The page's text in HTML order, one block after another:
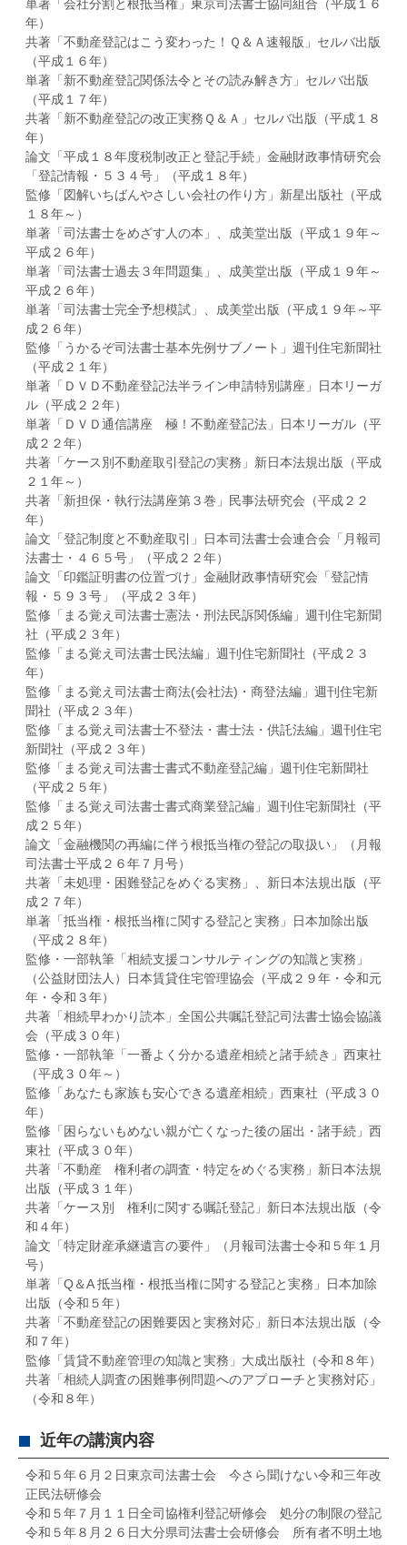
単著「会社分割と根抵当権」東京司法書士協同組合（平成１６
年）
共著「不動産登記はこう変わった！Ｑ＆Ａ速報版」セルバ出版
（平成１６年）
単著「新不動産登記関係法令とその読み解き方」セルバ出版
（平成１７年）
共著「新不動産登記の改正実務Ｑ＆Ａ」セルバ出版（平成１８
年）
論文「平成１８年度税制改正と登記手続」金融財政事情研究会
「登記情報・５３４号」（平成１８年）
監修「図解いちばんやさしい会社の作り方」新星出版社（平成
１８年～）
単著「司法書士をめざす人の本」、成美堂出版（平成１９年～
平成２６年）
単著「司法書士過去３年問題集」、成美堂出版（平成１９年～
平成２６年）
単著「司法書士完全予想模試」、成美堂出版（平成１９年～平
成２６年）
監修「うかるぞ司法書士基本先例サブノート」週刊住宅新聞社
（平成２１年）
単著「ＤＶＤ不動産登記法半ライン申請特別講座」日本リーガ
ル（平成２２年）
単著「ＤＶＤ通信講座 極！不動産登記法」日本リーガル（平
成２２年）
共著「ケース別不動産取引登記の実務」新日本法規出版（平成
２１年～）
共著「新担保・執行法講座第３巻」民事法研究会（平成２２
年）
論文「登記制度と不動産取引」日本司法書士会連合会「月報司
法書士・４６５号」（平成２２年）
論文「印鑑証明書の位置づけ」金融財政事情研究会「登記情
報・５９３号」（平成２３年）
監修「まる覚え司法書士憲法・刑法民訴関係編」週刊住宅新聞
社（平成２３年）
監修「まる覚え司法書士民法編」週刊住宅新聞社（平成２３
年）
監修「まる覚え司法書士商法(会社法)・商登法編」週刊住宅新
聞社（平成２３年）
監修「まる覚え司法書士不登法・書士法・供託法編」週刊住宅
新聞社（平成２３年）
監修「まる覚え司法書士書式不動産登記編」週刊住宅新聞社
（平成２５年）
監修「まる覚え司法書士書式商業登記編」週刊住宅新聞社（平
成２５年）
論文「金融機関の再編に伴う根抵当権の登記の取扱い」（月報
司法書士平成２６年７月号）
共著「未処理・困難登記をめぐる実務」、新日本法規出版（平
成２７年）
単著「抵当権・根抵当権に関する登記と実務」日本加除出版
（平成２８年）
監修・一部執筆「相続支援コンサルティングの知識と実務」
（公益財団法人）日本賃貸住宅管理協会（平成２９年・令和元
年・令和３年）
共著「相続早わかり読本」全国公共嘱託登記司法書士協会協議
会（平成３０年）
監修・一部執筆「一番よく分かる遺産相続と諸手続き」西東社
（平成３０年～）
監修「あなたも家族も安心できる遺産相続」西東社（平成３０
年）
監修「困らないもめない親が亡くなった後の届出・諸手続」西
東社（平成３０年）
共著「不動産 権利者の調査・特定をめぐる実務」新日本法規
出版（平成３１年）
共著「ケース別 権利に関する嘱託登記」新日本法規出版（令
和４年）
論文「特定財産承継遺言の要件」（月報司法書士令和５年１月
号）
単著「Q＆A 抵当権・根抵当権に関する登記と実務」日本加除
出版（令和５年）
共著「不動産登記の困難要因と実務対応」新日本法規出版（令
和７年）
監修「賃貸不動産管理の知識と実務」大成出版社（令和８年）
共著「相続人調査の困難事例問題へのアプローチと実務対応」
（令和８年）
近年の講演内容
令和５年６月２日東京司法書士会 今さら聞けない令和三年改
正民法研修会
令和５年７月１１日全司協権利登記研修会 処分の制限の登記
令和５年８月２６日大分県司法書士会研修会 所有者不明土地